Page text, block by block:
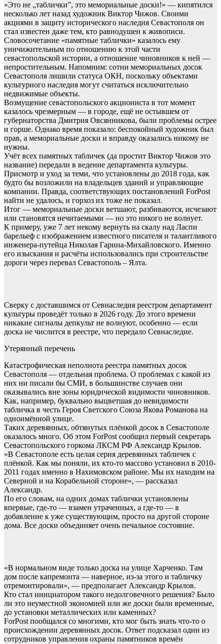
«Это не „таблички”, это мемориальные доски!» — кипятился
несколько лет назад художник Виктор Чижов. Своими
акциями в защиту исторического наследия Севастополя он
стал известен даже тем, кто равнодушен к живописи.
Словосочетание «памятные таблички» казалось ему
уничижительным по отношению к этой части
севастопольской истории, а отношение чиновников к ней —
непростительным. Напомним: сотни мемориальных досок
Севастополя лишили статуса ОКН, поскольку объектами
культурного наследия могут считаться исключительно
недвижимые объекты.
Возмущение севастопольского акциониста в тот момент
казалось чрезмерным — в городе, ещё не остывшем от
губернаторства Дмитрия Овсянникова, были проблемы острее
и горше. Однако время показало: беспокойный художник был
прав, а мемориальные доски и вправду оказались никому не
нужны.
Учёт всех памятных табличек (да простит Виктор Чижов это
название) передали в ведение департамента культуры.
Присмотр и уход за теми, что установлены до 2018 года, как
будто бы возложили на владельцев зданий и управляющие
компании. Правда, соответствующих постановлений ForPost
найти не удалось, и горхоз их тоже не показал.
Итог — мемориальные доски ветшают, разбиваются, исчезают
или становятся нечитаемыми — но это никого не волнует.
К примеру, уже 7 лет некому вернуть на скалу над Ласпи
барельеф с изображением известного писателя и талантливого
инженера-путейца Николая Гарина-Михайловского. Именно
его изыскания и расчёты использовались при строительстве
дороги через перевал Севастополь – Ялта.
Сверку с доставшимся от Севнаследия реестром департамент
культуры проведёт только в 2026 году. До этого времени
никакие сигналы депкульт не волнуют, особенно — если
доска не числится в реестре, что передало Севнаследие.
Утерянный перечень
Катастрофическая неполнота реестра памятных досок
Севастополя — отдельная проблема. О проблемах с какой из
них ни писали бы СМИ, в большинстве случаев они
оказывались вне зоны юридической видимости чиновников.
Как, например, буквально выцветшая до невидимости
табличка в честь Героя Светского Союза Якова Романова на
одноимённой улице.
Таких деревянных, обтянутых плёнкой досок в Севастополе
оказалось много. Об этом ForPost сообщил первый секретарь
Севастопольского горкома ЛКСМ РФ Александр Крылов.
«В Севастополе есть целая серия деревянных табличек с
плёнкой. Как мы поняли, их кто-то массово установил в 2010-
2011 годах именно в Нахимовском районе. Мы их находим на
Северной и на Корабельной стороне», — рассказал
Александр.
По его словам, на одних домах таблички установлены
впервые, где-то — взамен утраченных, а где-то — в
добавление к уже существующим, просто на другой стороне
дома. Все доски объединяет очень печальное состояние.
«В нормальном виде только доска на улице Харченко. Там
дом после капремонта — наверное, из-за этого и табличку
отремонтировали», — предполагает Александр Крылов.
Кто стал инициатором такого недолговечного решения? Было
ли это неуместной экономией или же доски были временные,
до установки металлических или каменных?
ForPost пообщался со многими, кто мог быть знать что-то о
происхождении деревянных досок. Ответ подсказал один из
сотрудников управления охраны памятников времён